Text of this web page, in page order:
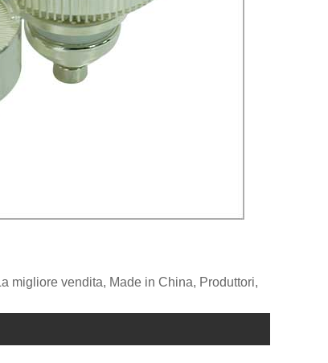
migliore vendita, Made in China, Produttori,